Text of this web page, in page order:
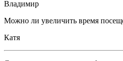
Владимир
Можно ли увеличить время
Катя